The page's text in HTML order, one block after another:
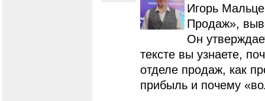
Игорь
Продаж»,
Он
тексте вы узнаете,
отделе продаж, как
прибыль и почему